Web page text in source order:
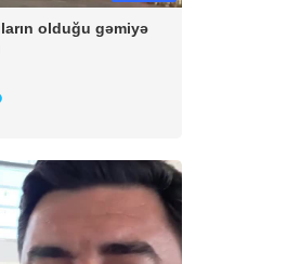
olduğu gəmiyə